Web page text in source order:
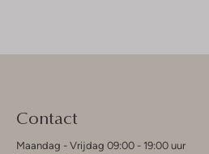
Contact
Maandag - Vrijdag 09:00 - 19:00 uur